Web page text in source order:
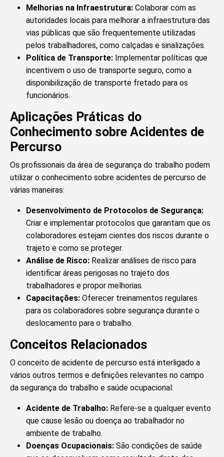
Melhorias na Infraestrutura: Colaborar com as
autoridades locais para melhorar a infraestrutura das
vias públicas que são frequentemente utilizadas
pelos trabalhadores, como calçadas e sinalizações.
Política de Transporte: Implementar políticas que
incentivem o uso de transporte seguro, como a
disponibilização de transporte fretado para os
funcionários.
Aplicações Práticas do
Conhecimento sobre Acidentes de
Percurso
Os profissionais da área de segurança do trabalho podem
utilizar o conhecimento sobre acidentes de percurso de
várias maneiras:
Desenvolvimento de Protocolos de Segurança:
Criar e implementar protocolos que garantam que os
colaboradores estejam cientes dos riscos durante o
trajeto e como se proteger.
Análise de Risco: Realizar análises de risco para
identificar áreas perigosas no trajeto dos
trabalhadores e propor melhorias.
Capacitações: Oferecer treinamentos regulares
para os colaboradores sobre segurança durante o
deslocamento para o trabalho.
Conceitos Relacionados
O conceito de acidente de percurso está interligado a
vários outros termos e definições relevantes no campo
da segurança do trabalho e saúde ocupacional:
Acidente de Trabalho: Refere-se a qualquer evento
que cause lesão ou doença ao trabalhador no
ambiente de trabalho.
Doenças Ocupacionais: São condições de saúde